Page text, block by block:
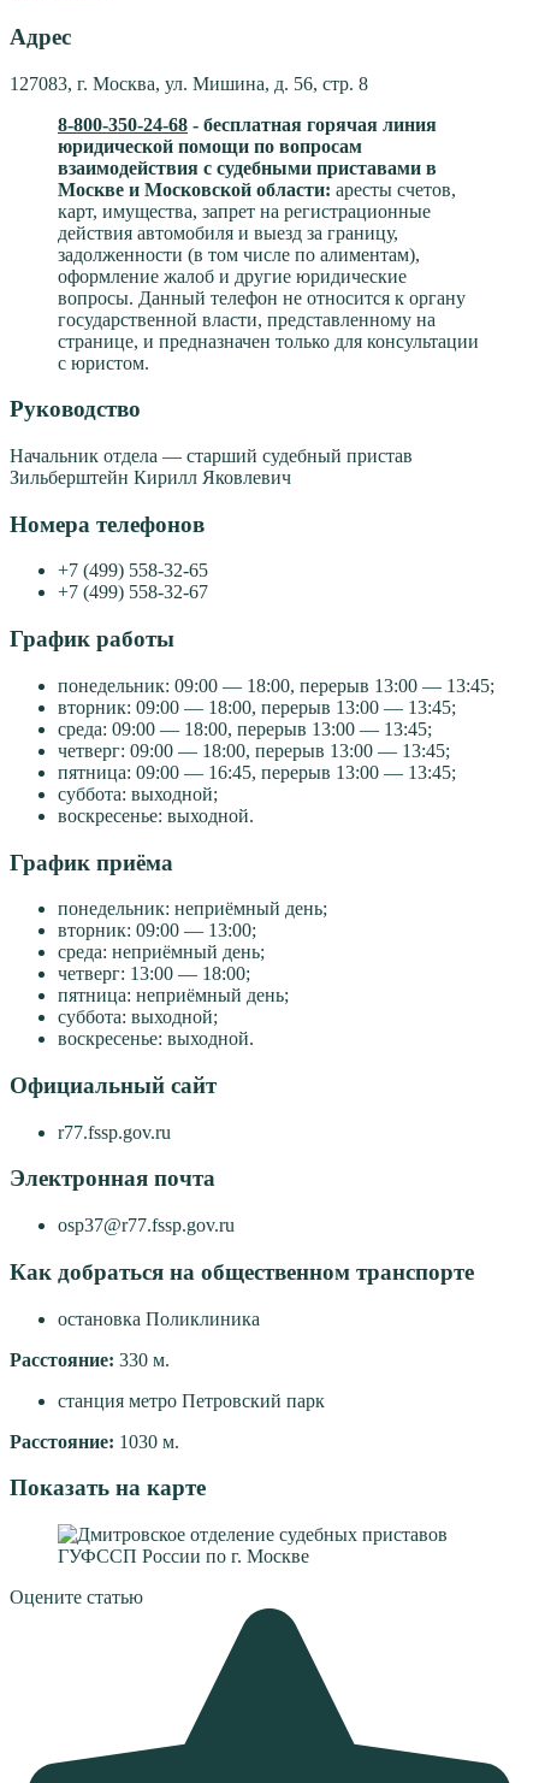
Адрес
127083, г. Москва, ул. Мишина, д. 56, стр. 8
8-800-350-24-68 - бесплатная горячая линия
юридической помощи по вопросам
взаимодействия с судебными приставами в
Москве и Московской области: аресты счетов,
карт, имущества, запрет на регистрационные
действия автомобиля и выезд за границу,
задолженности (в том числе по алиментам),
оформление жалоб и другие юридические
вопросы. Данный телефон не относится к органу
государственной власти, представленному на
странице, и предназначен только для консультации
с юристом.
Руководство
Начальник отдела — старший судебный пристав
Зильберштейн Кирилл Яковлевич
Номера телефонов
+7 (499) 558-32-65
+7 (499) 558-32-67
График работы
понедельник: 09:00 — 18:00, перерыв 13:00 — 13:45;
вторник: 09:00 — 18:00, перерыв 13:00 — 13:45;
среда: 09:00 — 18:00, перерыв 13:00 — 13:45;
четверг: 09:00 — 18:00, перерыв 13:00 — 13:45;
пятница: 09:00 — 16:45, перерыв 13:00 — 13:45;
суббота: выходной;
воскресенье: выходной.
График приёма
понедельник: неприёмный день;
вторник: 09:00 — 13:00;
среда: неприёмный день;
четверг: 13:00 — 18:00;
пятница: неприёмный день;
суббота: выходной;
воскресенье: выходной.
Официальный сайт
r77.fssp.gov.ru
Электронная почта
osp37@r77.fssp.gov.ru
Как добраться на общественном транспорте
остановка Поликлиника
Расстояние: 330 м.
станция метро Петровский парк
Расстояние: 1030 м.
Показать на карте
Оцените статью